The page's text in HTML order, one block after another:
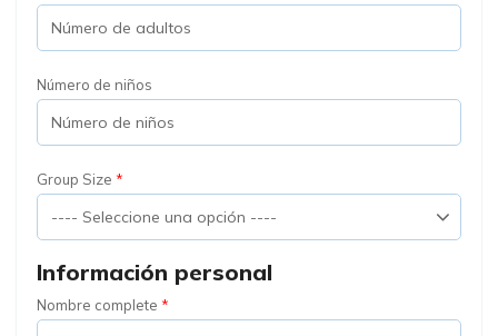
Número de niños
Group Size
Información personal
Nombre complete